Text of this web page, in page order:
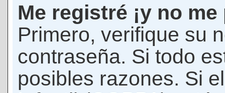
Me registré ¡y no
Primero, verifique su
contraseña. Si todo
posibles razones. Si